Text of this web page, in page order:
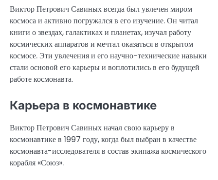
Виктор Петрович Савиных всегда был увлечен миром
космоса и активно погружался в его изучение. Он читал
книги о звездах, галактиках и планетах, изучал работу
космических аппаратов и мечтал оказаться в открытом
космосе. Эти увлечения и его научно-технические навыки
стали основой его карьеры и воплотились в его будущей
работе космонавта.
Карьера в космонавтике
Виктор Петрович Савиных начал свою карьеру в
космонавтике в 1997 году, когда был выбран в качестве
космонавта-исследователя в состав экипажа космического
корабля «Союз».